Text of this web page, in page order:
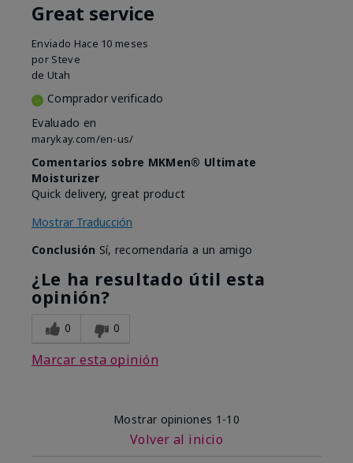
Great service
Enviado Hace 10 meses
por Steve
de Utah
Comprador verificado
Evaluado en
marykay.com/en-us/
Comentarios sobre MKMen® Ultimate
Moisturizer
Quick delivery, great product
Mostrar Traducción
Conclusión Sí, recomendaría a un amigo
¿Le ha resultado útil esta
opinión?
0 0
Marcar esta opinión
Mostrar opiniones 1-10
Volver al inicio